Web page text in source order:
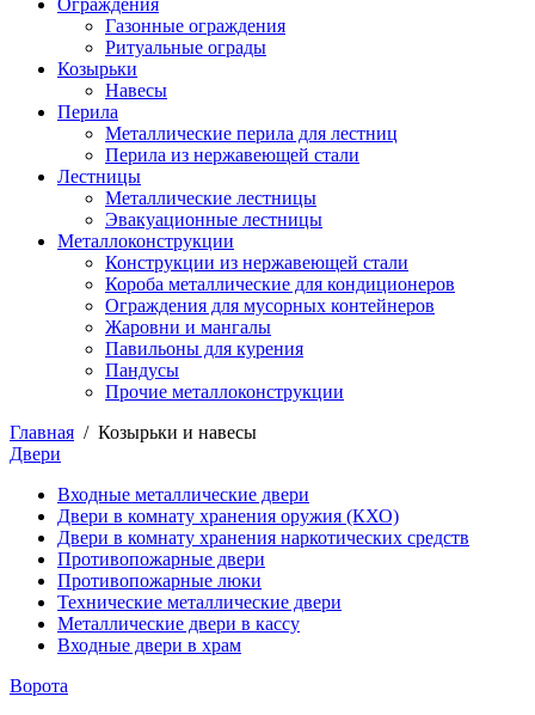
Ограждения
Газонные ограждения
Ритуальные ограды
Козырьки
Навесы
Перила
Металлические перила для лестниц
Перила из нержавеющей стали
Лестницы
Металлические лестницы
Эвакуационные лестницы
Металлоконструкции
Конструкции из нержавеющей стали
Короба металлические для кондиционеров
Ограждения для мусорных контейнеров
Жаровни и мангалы
Павильоны для курения
Пандусы
Прочие металлоконструкции
Главная / Козырьки и навесы
Двери
Входные металлические двери
Двери в комнату хранения оружия (КХО)
Двери в комнату хранения наркотических средств
Противопожарные двери
Противопожарные люки
Технические металлические двери
Металлические двери в кассу
Входные двери в храм
Ворота